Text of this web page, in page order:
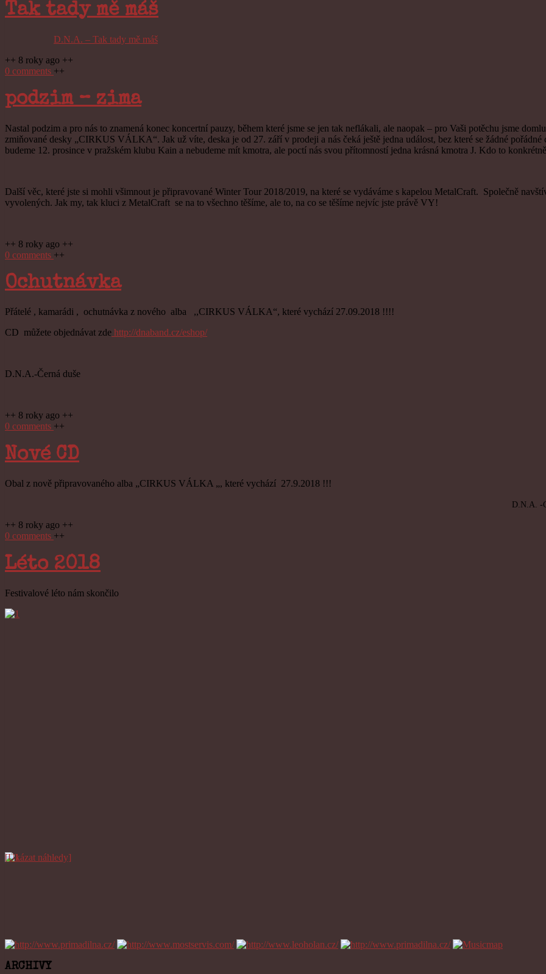
Tak tady mě máš
D.N.A. – Tak tady mě máš
++ 8 roky ago ++
0 comments ++
podzim – zima
Nastal podzim a pro nás to znamená konec koncertní pauzy, během které jsme se jen tak neflákali, ale naopak – pro Vaši potěchu jsme
zmiňované desky „CIRKUS VÁLKA“. Jak už víte, deska je od 27. září v prodeji a nás čeká ještě jedna událost, bez které se žádné
budeme 12. prosince v pražském klubu Kain a nebudeme mít kmotra, ale poctí nás svou přítomností jedna krásná kmotra J. Kdo to
Další věc, které jste si mohli všimnout je připravované Winter Tour 2018/2019, na které se vydáváme s kapelou MetalCraft. Společně
vyvolených. Jak my, tak kluci z MetalCraft se na to všechno těšíme, ale to, na co se těšíme nejvíc jste právě VY!
++ 8 roky ago ++
0 comments ++
Ochutnávka
Přátelé , kamarádi , ochutnávka z nového alba ,,CIRKUS VÁLKA“, které vychází 27.09.2018 !!!!
CD můžete objednávat zde http://dnaband.cz/eshop/
D.N.A.-Černá duše
++ 8 roky ago ++
0 comments ++
Nové CD
Obal z nově připravovaného alba „CIRKUS VÁLKA „, které vychází 27.9.2018 !!!
D.N.A. -CIRKUS
++ 8 roky ago ++
0 comments ++
Léto 2018
Festivalové léto nám skončilo
[Ukázat náhledy]
ARCHIVY